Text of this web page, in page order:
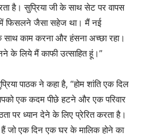
है। सुप्रिया जी के साथ सेट पर वापस
में फिसलने जैसा सहेज था। मैं नई
साथ काम करना और हंसना अच्छा रहा।
के लिये मैं काफी उत्साहित हूं।”
पाठक ने कहा है, “होम शांति एक दिल
एक कदम पीछे हटने और एक परिवार
पर ध्यान देने के लिए प्रेरित करता है।
हैं जो एक दिन एक घर के मालिक होने का